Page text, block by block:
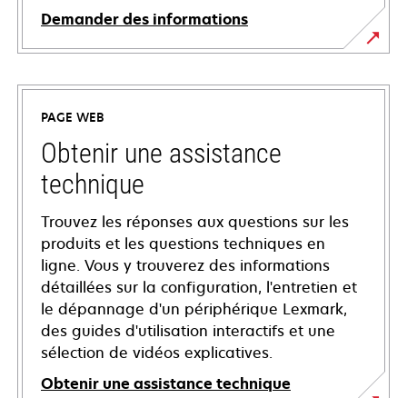
Demander des informations
PAGE WEB
Obtenir une assistance
technique
Trouvez les réponses aux questions sur les
produits et les questions techniques en
ligne. Vous y trouverez des informations
détaillées sur la configuration, l'entretien et
le dépannage d'un périphérique Lexmark,
des guides d'utilisation interactifs et une
sélection de vidéos explicatives.
Obtenir une assistance technique